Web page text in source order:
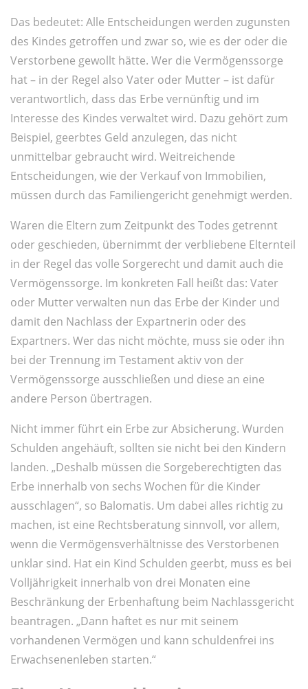
Das bedeutet: Alle Entscheidungen werden zugunsten
des Kindes getroffen und zwar so, wie es der oder die
Verstorbene gewollt hätte. Wer die Vermögenssorge
hat – in der Regel also Vater oder Mutter – ist dafür
verantwortlich, dass das Erbe vernünftig und im
Interesse des Kindes verwaltet wird. Dazu gehört zum
Beispiel, geerbtes Geld anzulegen, das nicht
unmittelbar gebraucht wird. Weitreichende
Entscheidungen, wie der Verkauf von Immobilien,
müssen durch das Familiengericht genehmigt werden.
Waren die Eltern zum Zeitpunkt des Todes getrennt
oder geschieden, übernimmt der verbliebene Elternteil
in der Regel das volle Sorgerecht und damit auch die
Vermögenssorge. Im konkreten Fall heißt das: Vater
oder Mutter verwalten nun das Erbe der Kinder und
damit den Nachlass der Expartnerin oder des
Expartners. Wer das nicht möchte, muss sie oder ihn
bei der Trennung im Testament aktiv von der
Vermögenssorge ausschließen und diese an eine
andere Person übertragen.
Nicht immer führt ein Erbe zur Absicherung. Wurden
Schulden angehäuft, sollten sie nicht bei den Kindern
landen. „Deshalb müssen die Sorgeberechtigten das
Erbe innerhalb von sechs Wochen für die Kinder
ausschlagen“, so Balomatis. Um dabei alles richtig zu
machen, ist eine Rechtsberatung sinnvoll, vor allem,
wenn die Vermögensverhältnisse des Verstorbenen
unklar sind. Hat ein Kind Schulden geerbt, muss es bei
Volljährigkeit innerhalb von drei Monaten eine
Beschränkung der Erbenhaftung beim Nachlassgericht
beantragen. „Dann haftet es nur mit seinem
vorhandenen Vermögen und kann schuldenfrei ins
Erwachsenenleben starten.“